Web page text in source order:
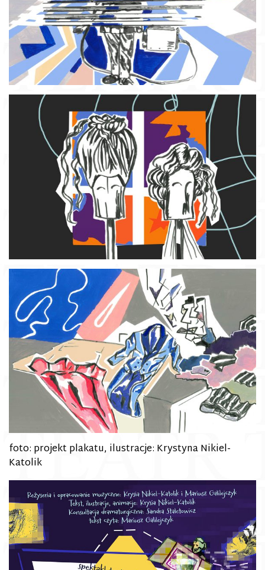
foto: projekt plakatu, ilustracje: Krystyna Nikiel-
Katolik